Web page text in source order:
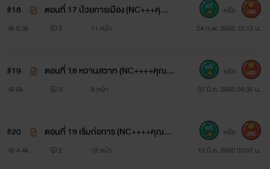
#18
ตอนที่ 17 ป่วยการเมือง (NC+++คุณห
ลานสายยั่วกับคุณลุงสุดหื่น)
5.3k 3 11 หน้า 24 ก.พ. 2560 15:13 น.
หรือ 400
#19
ตอนที่ 18 หวานสวาท (NC++++คุณหล
านสายยั่วกับคุณลุงสุดหื่น)
6k 3 8 หน้า 07 มี.ค. 2560 04:36 น.
หรือ 400
#20
ตอนที่ 19 เริ่มก่อการ (NC++++คุณหล
านสายยั่วกับคุณลุงสุดหื่น)
4.4k 2 12 หน้า 12 มี.ค. 2560 03:07 น.
หรือ 400